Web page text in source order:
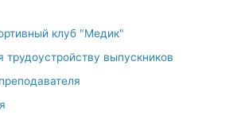
клуб "Медик"
трудоустройству выпускников